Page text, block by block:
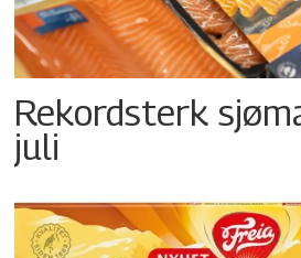
Rekordsterk
juli